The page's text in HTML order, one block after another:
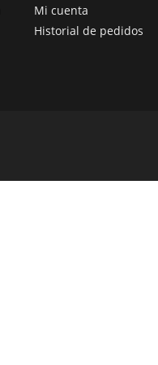
Mi cuenta
Historial de pedidos